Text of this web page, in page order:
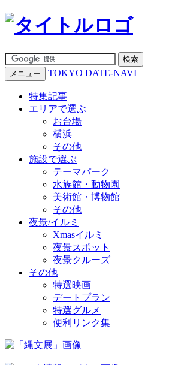
メニュー TOKYO DATE-NAVI
特集記事
エリアで選ぶ
お台場
横浜
その他
施設で選ぶ
テーマパーク
水族館・動物園
美術館・博物館
その他
夜景/イルミ
Xmasイルミ
夜景スポット
夜景クルーズ
その他
特選映画
デートプラン
特選グルメ
便利リンク集